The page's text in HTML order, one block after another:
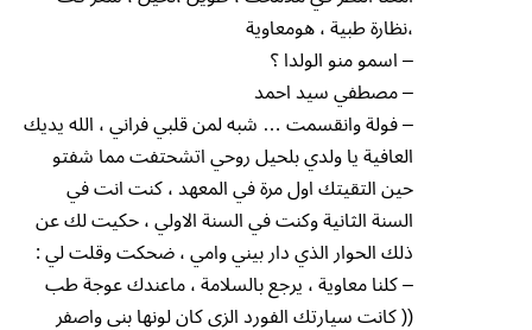
،نظارة طبية ، هومعاوية
– اسمو منو الولدا ؟
– مصطفي سيد احمد
– فولة وانقسمت … شبه لمن قلبي فراني ، الله يديك
العافية يا ولدي بلحيل روحي اتشحتفت مما شفتو
حين التقيتك اول مرة في المعهد ، كنت انت في
السنة الثانية وكنت في السنة الاولي ، حكيت لك عن
ذلك الحوار الذي دار بيني وامي ، ضحكت وقلت لي :
– كلنا معاوية ، يرجع بالسلامة ، ماعندك عوجة طب
(( كانت سيارتك الفورد الزي كان لونها بني واصفر